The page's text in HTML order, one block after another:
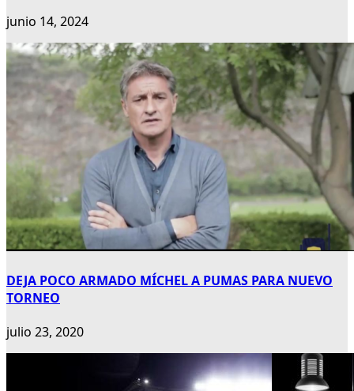
junio 14, 2024
DEJA POCO ARMADO MÍCHEL A PUMAS PARA NUEVO
TORNEO
julio 23, 2020